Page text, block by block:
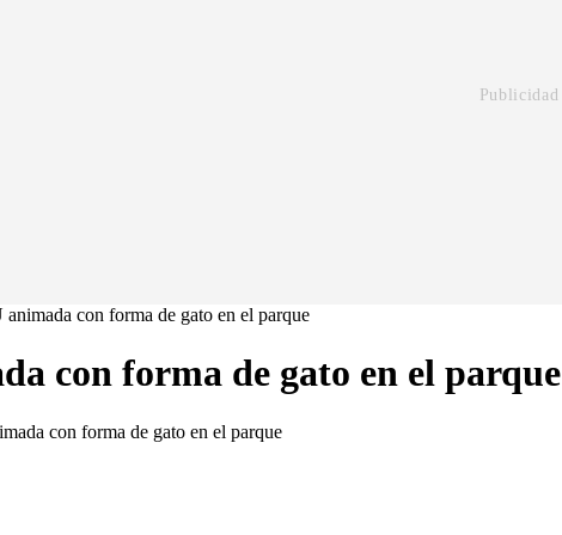
animada con forma de gato en el parque
con forma de gato en el parque
con forma de gato en el parque